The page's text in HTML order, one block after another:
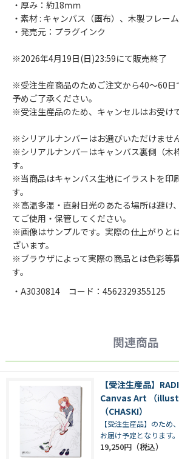
・厚み：約18ｍｍ
・素材 : キャンバス（画布）、木製フレーム
・発売元：プラグインク
※2026年4月19日(日)23:59にて販売終了
※受注生産商品のためご注文から40～60日
予めご了承ください。
※受注生産品のため、キャンセルはお受け
※シリアルナンバーはお選びいただけません
※シリアルナンバーはキャンバス裏側（木
す。
※当商品はキャンバス生地にイラストを印
す。
※高温多湿・直射日光のあたる場所は避け
てご使用・保管してください。
※画像はサンプルです。実際の仕上がりと
ざいます。
※ブラウザによって実際の商品とは色彩等
す。
・A3030814 コード：4562329355125
関連商品
【受注生産品】
Canvas Art （
（CHASKI）
【受注生産品】のため
お届け予定となります。
19,250円